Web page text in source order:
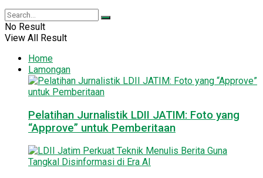
No Result
View All Result
Home
Lamongan
Pelatihan Jurnalistik LDII JATIM: Foto yang
“Approve” untuk Pemberitaan